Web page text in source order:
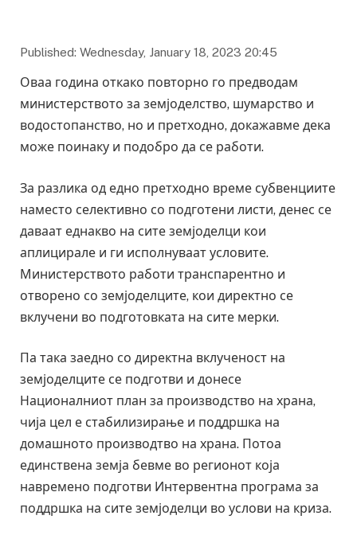
Published: Wednesday, January 18, 2023 20:45
Оваа година откако повторно го предводам
министерството за земјоделство, шумарство и
водостопанство, но и претходно, докажавме дека
може поинаку и подобро да се работи.
За разлика од едно претходно време субвенциите
наместо селективно со подготени листи, денес се
даваат еднакво на сите земјоделци кои
аплицирале и ги исполнуваат условите.
Министерството работи транспарентно и
отворено со земјоделците, кои директно се
вклучени во подготовката на сите мерки.
Па така заедно со директна вклученост на
земјоделците се подготви и донесе
Националниот план за производство на храна,
чија цел е стабилизирање и поддршка на
домашното производтво на храна. Потоа
единствена земја бевме во регионот која
навремено подготви Интервентна програма за
поддршка на сите земјоделци во услови на криза.